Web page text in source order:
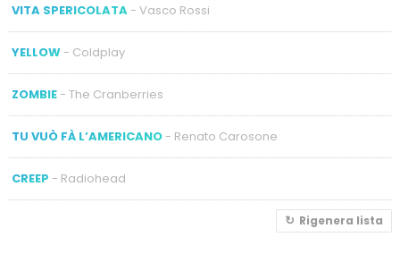
VITA SPERICOLATA- Vasco Rossi
YELLOW- Coldplay
ZOMBIE- The Cranberries
TU VUÒ FÀ L’AMERICANO- Renato Carosone
CREEP - Radiohead
Rigenera lista